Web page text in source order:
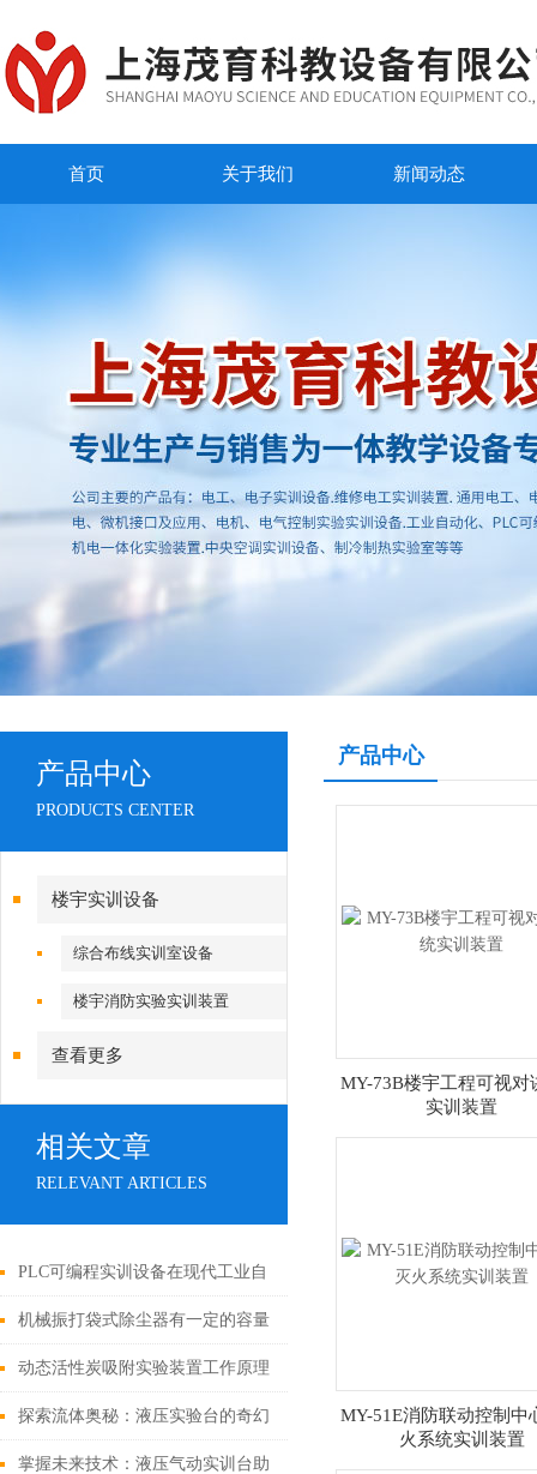
首页 关于我们 新闻动态
产品中心
PRODUCTS CENTER
楼宇实训设备
综合布线实训室设备
楼宇消防实验实训装置
查看更多
相关文章
RELEVANT ARTICLES
PLC可编程实训设备在现代工业自
动化教育中的核心价值：培养实战
技能与创新能力
机械振打袋式除尘器有一定的容量
和自净能力
动态活性炭吸附实验装置工作原理
及产品优势
探索流体奥秘：液压实验台的奇幻
之旅
掌握未来技术：液压气动实训台助
产品中心
MY-73B楼宇工程可视对
实训装置
MY-51E消防联动控制中
火系统实训装置